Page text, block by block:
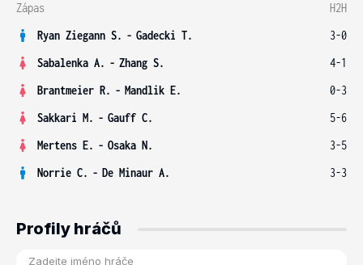
Zápas
H2H
Ryan Ziegann S. - Gadecki T.
3-0
Sabalenka A. - Zhang S.
4-1
Brantmeier R. - Mandlik E.
0-3
Sakkari M. - Gauff C.
5-6
Mertens E. - Osaka N.
3-5
Norrie C. - De Minaur A. 3-3
Profily hráčů